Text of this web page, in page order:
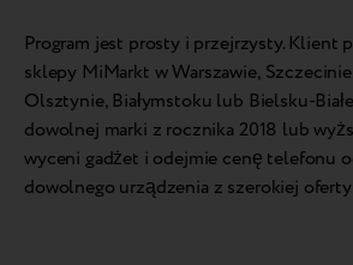
Program jest prosty i przejrzysty. Klient
sklepy MiMarkt w Warszawie,
Olsztynie, Białymstoku lub Bielsku-
dowolnej marki z rocznika 2018 lub
wyceni gadżet i odejmie cenę telefonu
dowolnego urządzenia z szerokiej